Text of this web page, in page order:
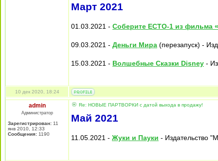
Март 2021
01.03.2021 - Соберите ECTO-1 из фильма
09.03.2021 - Деньги Мира (перезапуск) -
15.03.2021 - Волшебные Сказки Disney -
10 дек 2020, 18:24
admin
Администратор
Зарегистрирован: 11
янв 2010, 12:33
Сообщения: 1190
Re: НОВЫЕ ПАРТВОРКИ с датой выхода в продажу!
Май 2021
11.05.2021 - Жуки и Пауки - Издательство